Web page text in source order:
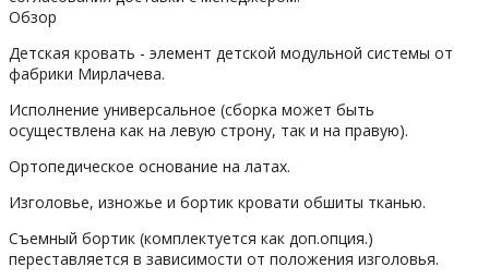
Обзор
Детская кровать - элемент детской модульной системы от
фабрики Мирлачева.
Исполнение универсальное (сборка может быть
осуществлена как на левую строну, так и на правую).
Ортопедическое основание на латах.
Изголовье, изножье и бортик кровати обшиты тканью.
Съемный бортик (комплектуется как доп.опция.)
переставляется в зависимости от положения изголовья.